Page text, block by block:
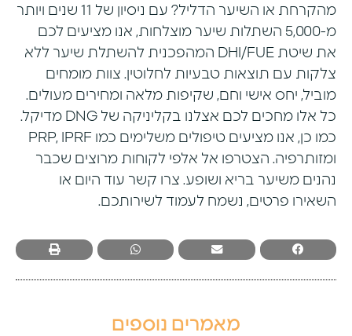
מהקרחת או השיער הדליל? עם ניסיון של 11 שנים ויותר
מ-5,000 השתלות שיער מוצלחות, אנו מציעים לכם
את שיטת DHI/FUE המהפכנית להשתלת שיער ללא
צלקות עם תוצאות טבעיות לחלוטין. צוות מומחים
מוביל, יחס אישי וחם, שקיפות מלאה ומחירים מעולים.
כל אלו מחכים לכם אצלנו בקליניקה של DNG מדיקל.
כמו כן, אנו מציעים טיפולים משלימים כמו PRP, IPRF
ומזותרפיה. הצטרפו אל אלפי לקוחות מרוצים שכבר
נהנים משיער בריא ושופע. צרו קשר עוד היום או
השאירו פרטים, נשמח לעמוד לשירותכם.
מאמרים נוספים